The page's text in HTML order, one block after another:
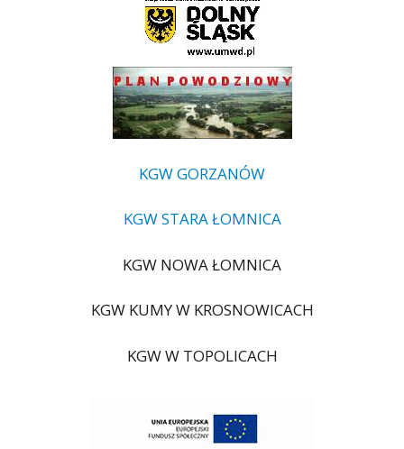
KGW GORZANÓW
KGW STARA ŁOMNICA
KGW NOWA ŁOMNICA
KGW KUMY W KROSNOWICACH
KGW W TOPOLICACH